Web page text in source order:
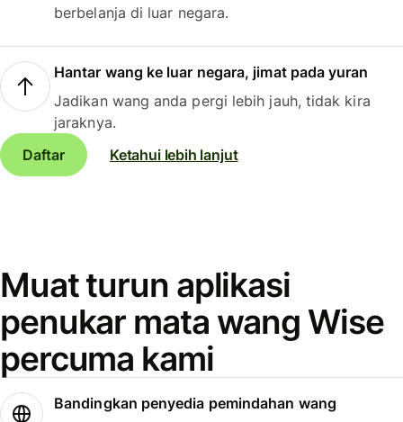
berbelanja di luar negara.
Hantar wang ke luar negara, jimat pada yuran
Jadikan wang anda pergi lebih jauh, tidak kira
jaraknya.
Daftar
Ketahui lebih lanjut
Muat turun aplikasi
penukar mata wang Wise
percuma kami
Bandingkan penyedia pemindahan wang